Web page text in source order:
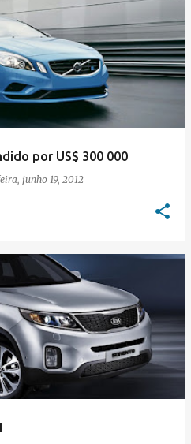
por US$ 300 000
junho 19, 2012